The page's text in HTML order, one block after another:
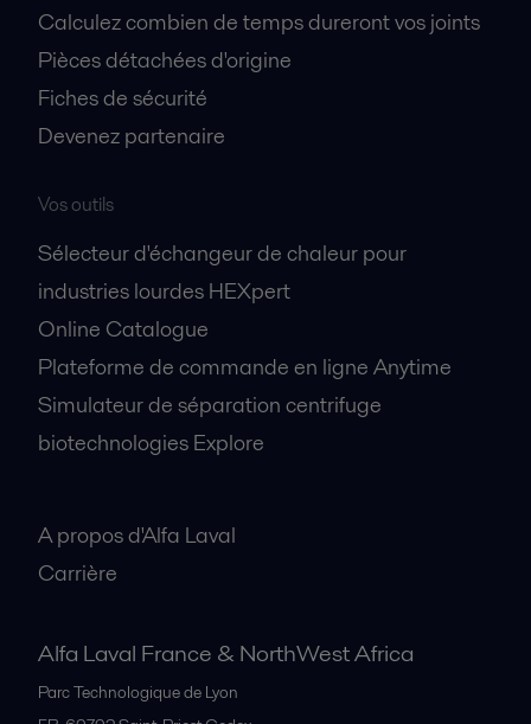
Calculez combien de temps dureront vos joints
Pièces détachées d'origine
Fiches de sécurité
Devenez partenaire
Vos outils
Sélecteur d'échangeur de chaleur pour
industries lourdes HEXpert
Online Catalogue
Plateforme de commande en ligne Anytime
Simulateur de séparation centrifuge
biotechnologies Explore
A propos d'Alfa Laval
Carrière
Alfa Laval France & NorthWest Africa
Parc Technologique de Lyon